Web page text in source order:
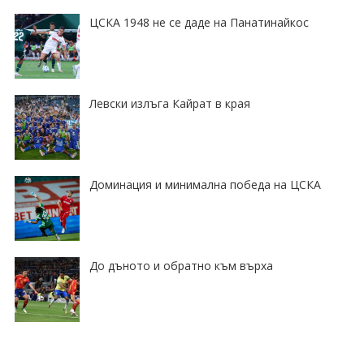
ЦСКА 1948 не се даде на Панатинайкос
Левски излъга Кайрат в края
Доминация и минимална победа на ЦСКА
До дъното и обратно към върха